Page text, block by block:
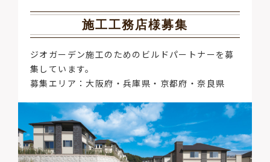
施工工務店様募集
ジオガーデン施工のためのビルドパートナーを募
集しています。
募集エリア：大阪府・兵庫県・京都府・奈良県